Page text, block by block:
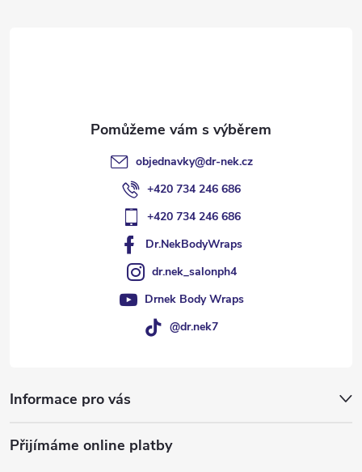
objednavky@dr-nek.cz
+420 734 246 686
+420 734 246 686
Dr.NekBodyWraps
dr.nek_salonph4
Drnek Body Wraps
@dr.nek7
Informace pro vás
Přijímáme online platby